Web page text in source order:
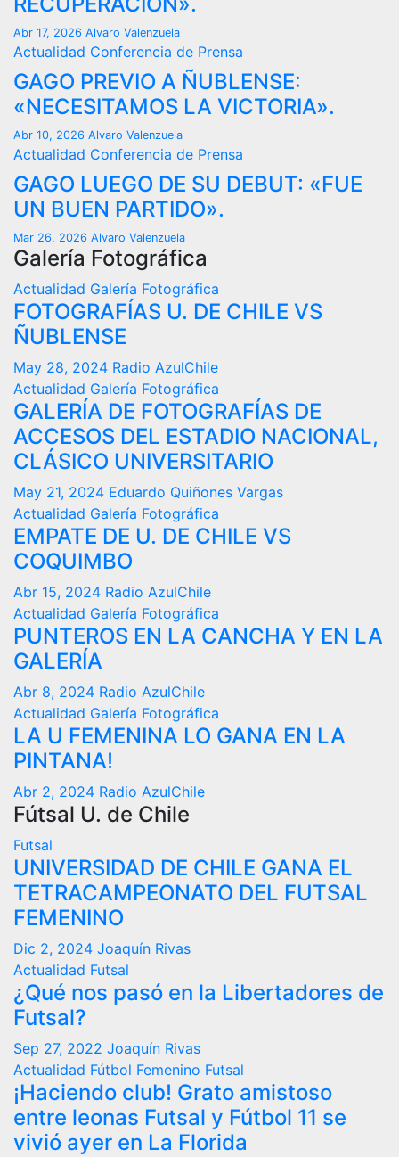
Abr 17, 2026 Alvaro Valenzuela
Actualidad Conferencia de Prensa
GAGO PREVIO A ÑUBLENSE:
«NECESITAMOS LA VICTORIA».
Abr 10, 2026 Alvaro Valenzuela
Actualidad Conferencia de Prensa
GAGO LUEGO DE SU DEBUT: «FUE
UN BUEN PARTIDO».
Mar 26, 2026 Alvaro Valenzuela
Galería Fotográfica
Actualidad Galería Fotográfica
FOTOGRAFÍAS U. DE CHILE VS
ÑUBLENSE
May 28, 2024 Radio AzulChile
Actualidad Galería Fotográfica
GALERÍA DE FOTOGRAFÍAS DE
ACCESOS DEL ESTADIO NACIONAL,
CLÁSICO UNIVERSITARIO
May 21, 2024 Eduardo Quiñones Vargas
Actualidad Galería Fotográfica
EMPATE DE U. DE CHILE VS
COQUIMBO
Abr 15, 2024 Radio AzulChile
Actualidad Galería Fotográfica
PUNTEROS EN LA CANCHA Y EN LA
GALERÍA
Abr 8, 2024 Radio AzulChile
Actualidad Galería Fotográfica
LA U FEMENINA LO GANA EN LA
PINTANA!
Abr 2, 2024 Radio AzulChile
Fútsal U. de Chile
Futsal
UNIVERSIDAD DE CHILE GANA EL
TETRACAMPEONATO DEL FUTSAL
FEMENINO
Dic 2, 2024 Joaquín Rivas
Actualidad Futsal
¿Qué nos pasó en la Libertadores de
Futsal?
Sep 27, 2022 Joaquín Rivas
Actualidad Fútbol Femenino Futsal
¡Haciendo club! Grato amistoso
entre leonas Futsal y Fútbol 11 se
vivió ayer en La Florida